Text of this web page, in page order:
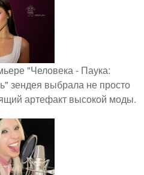
"Человека - Паука:
зендея выбрала не просто
артефакт высокой моды.